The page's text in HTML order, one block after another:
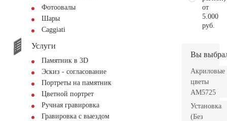
Фотоовалы
Шары
Сaggiati
Услуги
Памятник в 3D
Эскиз - согласование
Портреты на памятник
Цветной портрет
Ручная гравировка
Гравировка с выездом
от
5.000
руб.
Вы
Акриловые
цветы
AM5725
Установка
(Без